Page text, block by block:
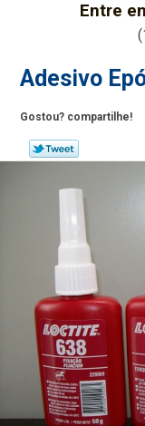
Entre
Adesivo
Gostou? compartilhe!